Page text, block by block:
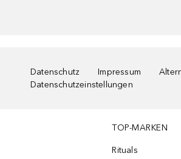
Datenschutz Impressum
Datenschutzeinstellungen
TOP-MARKEN
Rituals